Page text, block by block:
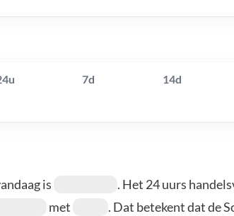
7d 14d
is
. Het 24 uurs
met . Dat betekent dat de